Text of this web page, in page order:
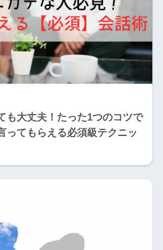
も大丈夫！たった1つのコツで
ってもらえる必須級テクニッ